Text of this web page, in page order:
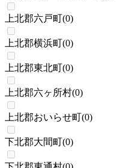
上北郡六戸町(0)
上北郡横浜町(0)
上北郡東北町(0)
上北郡六ヶ所村(0)
上北郡おいらせ町(0)
下北郡大間町(0)